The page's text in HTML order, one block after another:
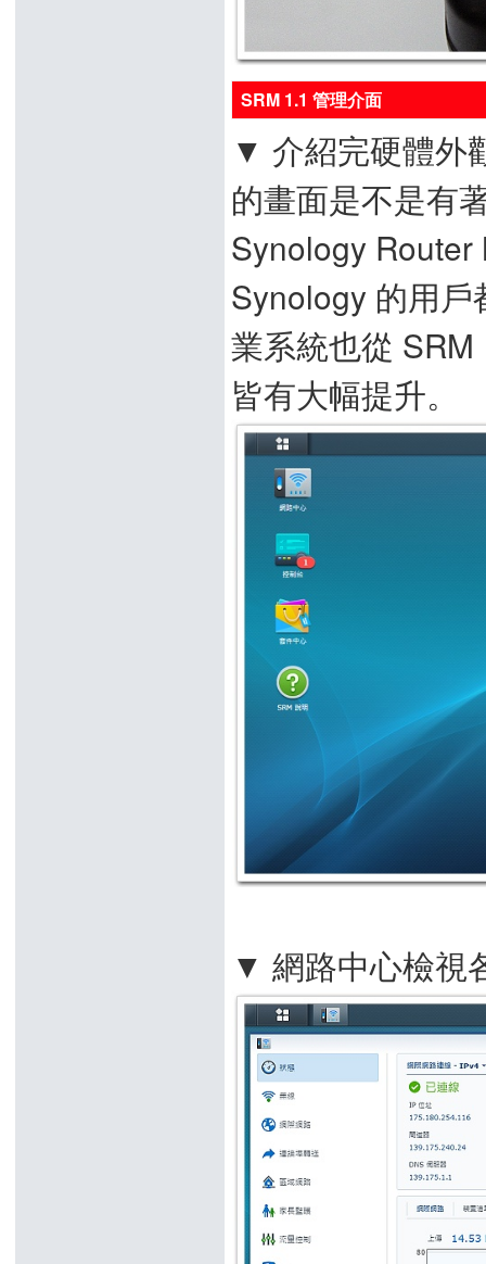
SRM 1.1 管理介面
▼ 介紹完硬體外
的畫面是不是有
Synology
Synology 的用
業系統也從
皆有大幅提升。
▼ 網路中心檢視